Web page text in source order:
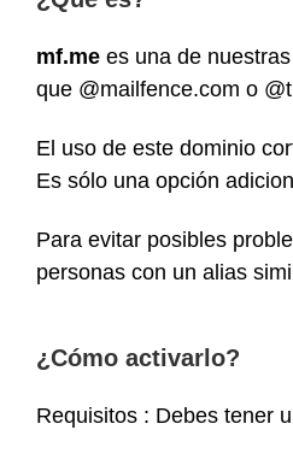
mf.me es una de
que @mailfence.com o
El uso de este dominio
Es sólo una opción
Para evitar posibles
personas con un alias
¿Cómo activarlo?
Requisitos : Debes tener